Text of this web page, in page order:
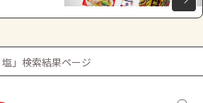
塩」検索結果ページ